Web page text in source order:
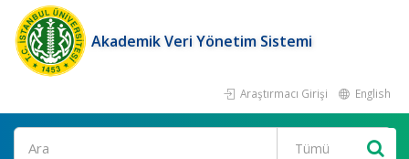
Akademik Veri Yönetim Sistemi
Araştırmacı Girişi English
Ara